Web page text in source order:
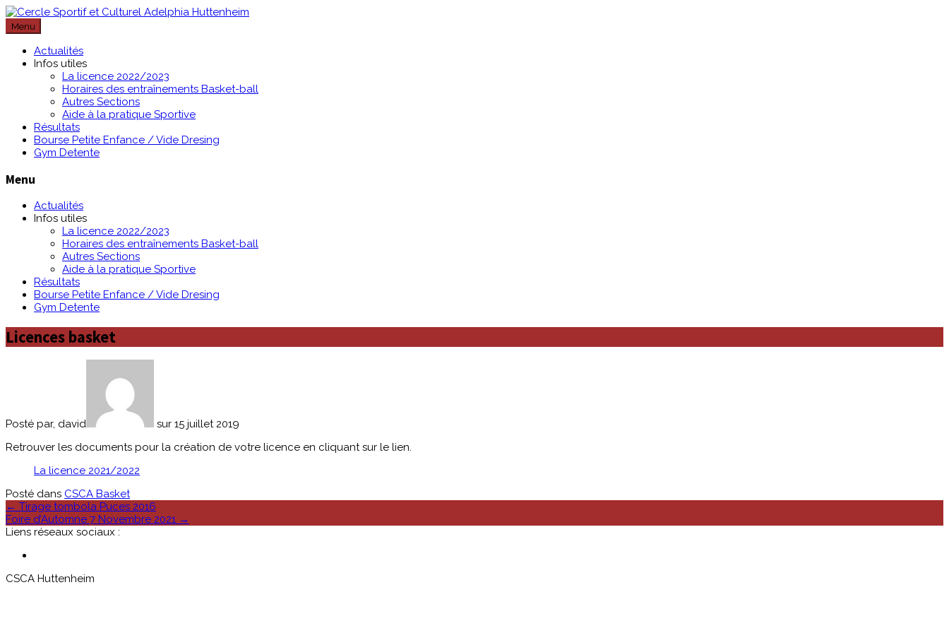
Passer
au
contenu
Menu
Actualités
Infos utiles
La licence 2022/2023
Horaires des entraînements Basket-ball
Autres Sections
Aide à la pratique Sportive
Résultats
Bourse Petite Enfance / Vide Dresing
Gym Detente
Menu
Actualités
Infos utiles
La licence 2022/2023
Horaires des entraînements Basket-ball
Autres Sections
Aide à la pratique Sportive
Résultats
Bourse Petite Enfance / Vide Dresing
Gym Detente
Licences basket
Posté par, david
sur 15 juillet 2019
Retrouver les documents pour la création de votre licence en cliquant sur le lien.
La licence 2021/2022
Posté dans CSCA Basket
Poste
navigation
← Tirage tombola Puces 2016
Foire d’Automne 7 Novembre 2021 →
Liens réseaux sociaux :
CSCA Huttenheim